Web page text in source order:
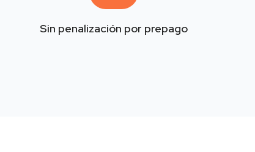
Sin penalización por prepago